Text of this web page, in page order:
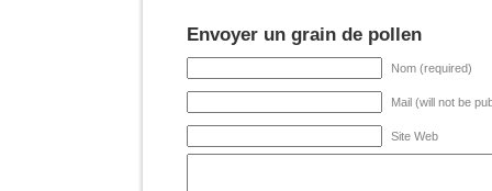
Envoyer un grain de pollen
Nom (required)
Mail (will not be
Site Web